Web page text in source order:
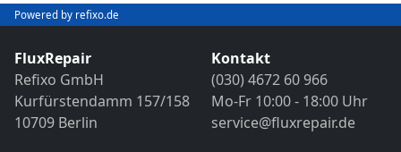
Sollten weitere Defekte festgestellt werden,
erfolgt eine Reparatur ausschließlich nach
vorheriger Rücksprache.
Bild- und Funktionstest
VDE-Sicherheitsprüfung
Sollten weitere Defekte festgestellt werden,
erfolgt eine Reparatur ausschließlich nach
vorheriger Rücksprache.
Powered by refixo.de
FluxRepair
Refixo GmbH
Kurfürstendamm 157/158
10709 Berlin
Kontakt
(030) 4672 60 966
Mo-Fr 10:00 - 18:00 Uhr
service@fluxrepair.de